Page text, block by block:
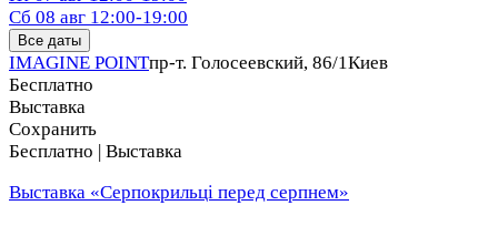
Сб 08 авг 12:00-19:00
Все даты
IMAGINE POINTпр-т. Голосеевский, 86/1Киев
Бесплатно
Выставка
Сохранить
Бесплатно | Выставка
Выставка «Серпокрильці перед серпнем»